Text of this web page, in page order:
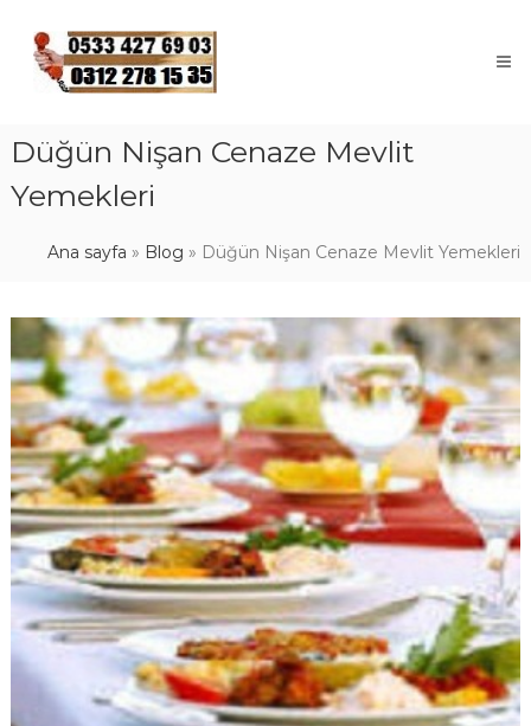
content
Düğün Nişan Cenaze Mevlit
Yemekleri
Ana sayfa » Blog » Düğün Nişan Cenaze Mevlit Yemekleri